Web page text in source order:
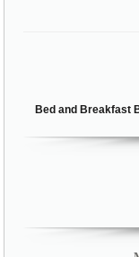
Bed and Breakfast